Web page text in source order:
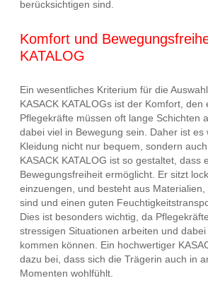
berücksichtigen sind.
Komfort und
KATALOG
Ein wesentliches Kriterium für die
KASACK KATALOGs ist der Komfort, den
Pflegekräfte müssen oft lange Schichten
dabei viel in Bewegung sein. Daher ist es
Kleidung nicht nur bequem, sondern
KASACK KATALOG ist so gestaltet, dass
Bewegungsfreiheit ermöglicht. Er sitzt
einzuengen, und besteht aus
sind und einen guten
Dies ist besonders wichtig, da
stressigen Situationen arbeiten und dabei
kommen können. Ein hochwertiger
dazu bei, dass sich die Trägerin auch in
Momenten wohlfühlt.